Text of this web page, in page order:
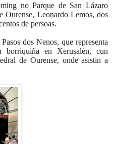
no Parque de San Lázaro
Ourense, Leonardo Lemos, dos
de persoas.
dos Nenos, que representa
borriquiña en Xerusalén, cun
de Ourense, onde asistin a